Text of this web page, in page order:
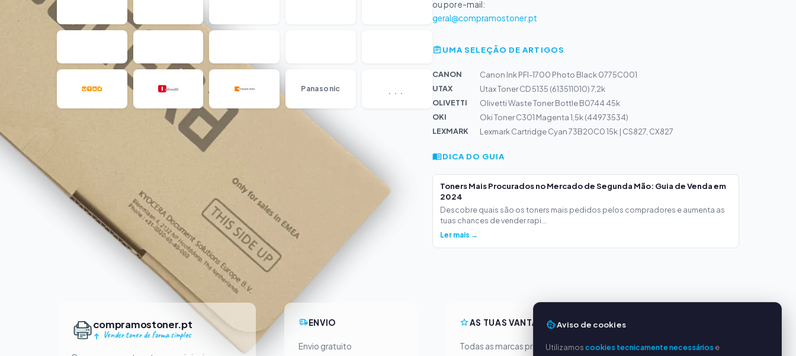
Panasonic ...
ou por e-mail:
geral@compramostoner.pt
UMA SELEÇÃO DE ARTIGOS
CANON
Canon Ink PFI-1700 Photo Black 0775C001
UTAX
Utax Toner CD 5135 (613511010) 7,2k
OLIVETTI
Olivetti Waste Toner Bottle B0744 45k
OKI
Oki Toner C301 Magenta 1,5k (44973534)
LEXMARK
Lexmark Cartridge Cyan 73B20C0 15k | CS827, CX827
DICA DO GUIA
Toners Mais Procurados no Mercado de Segunda Mão: Guia de Venda em
2024
Descobre quais são os toners mais pedidos pelos compradores e aumenta as
tuas chances de vender rapi...
Ler mais →
compramostoner.pt
Vender toner de forma simples
ENVIO
Envio gratuito
AS TUAS VANTAGENS
Todas as marcas principais
Sobre nós
Aviso de cookies
Utilizamoscookies tecnicamente necessários e